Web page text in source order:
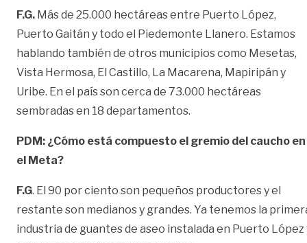
F.G. Más de 25.000 hectáreas entre Puerto López,
Puerto Gaitán y todo el Piedemonte Llanero. Estamos
hablando también de otros municipios como Mesetas,
Vista Hermosa, El Castillo, La Macarena, Mapiripán y
Uribe. En el país son cerca de 73.000 hectáreas
sembradas en 18 departamentos.
PDM: ¿Cómo está compuesto el gremio del caucho en
el Meta?
F.G. El 90 por ciento son pequeños productores y el
restante son medianos y grandes. Ya tenemos la
industria de guantes de aseo instalada en Puerto López